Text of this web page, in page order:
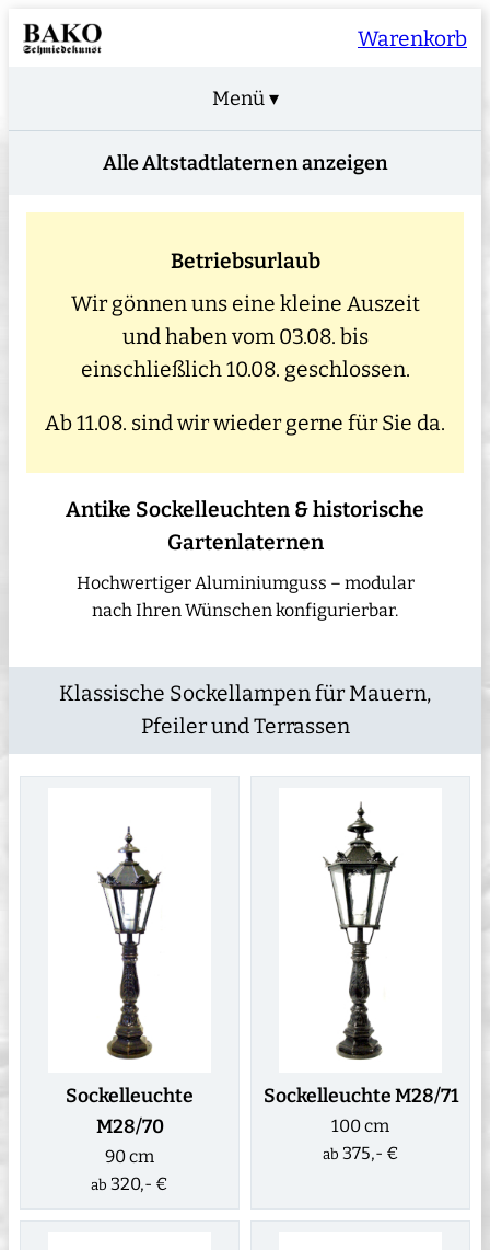
Warenkorb
Menü ▾
Alle Altstadtlaternen anzeigen
Betriebsurlaub
Wir gönnen uns eine kleine Auszeit
und haben vom 03.08. bis
einschließlich 10.08. geschlossen.
Ab 11.08. sind wir wieder gerne für Sie da.
Antike Sockelleuchten & historische
Gartenlaternen
Hochwertiger Aluminiumguss – modular
nach Ihren Wünschen konfigurierbar.
Klassische Sockellampen für Mauern,
Pfeiler und Terrassen
Sockelleuchte
M28/70
90 cm
ab 320,- €
Sockelleuchte M28/71
100 cm
ab 375,- €